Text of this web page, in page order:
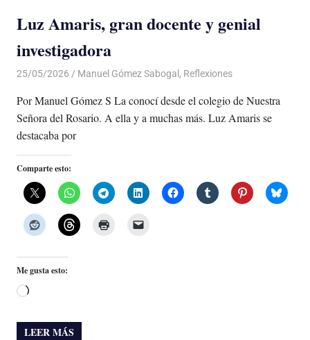
Luz Amaris, gran docente y genial
investigadora
25/05/2026 De todo un Poco
Manuel Gómez Sabogal , Reflexiones
Por Manuel Gómez S La conocí desde el colegio de Nuestra
Señora del Rosario. A ella y a muchas más. Luz Amaris se
destacaba por
Comparte esto:
Me gusta esto:
Cargando...
LEER MÁS